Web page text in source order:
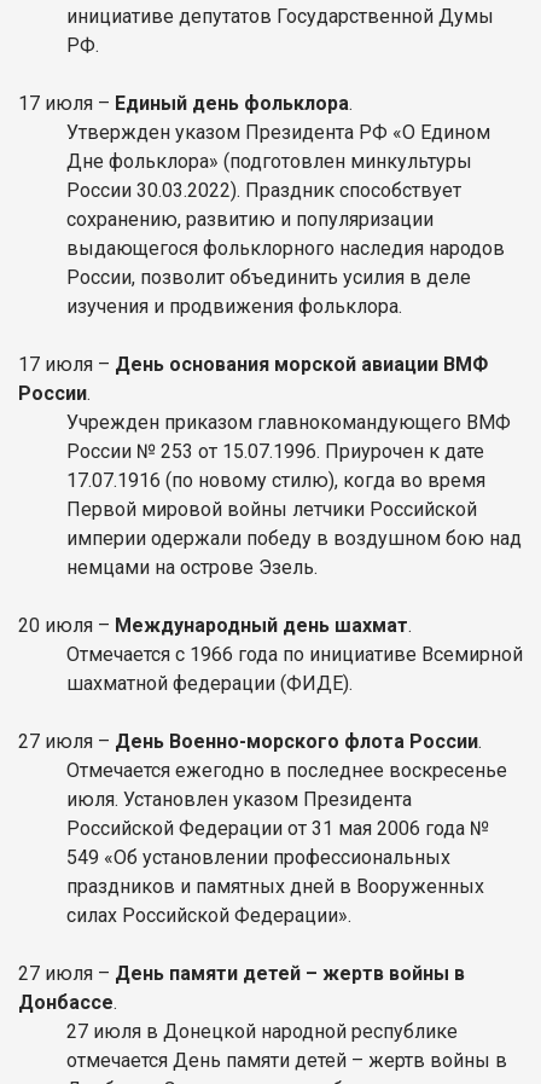
инициативе депутатов Государственной Думы
РФ.
17 июля – Единый день фольклора.
Утвержден указом Президента РФ «О Едином
Дне фольклора» (подготовлен минкультуры
России 30.03.2022). Праздник способствует
сохранению, развитию и популяризации
выдающегося фольклорного наследия народов
России, позволит объединить усилия в деле
изучения и продвижения фольклора.
17 июля – День основания морской авиации ВМФ
России.
Учрежден приказом главнокомандующего ВМФ
России № 253 от 15.07.1996. Приурочен к дате
17.07.1916 (по новому стилю), когда во время
Первой мировой войны летчики Российской
империи одержали победу в воздушном бою над
немцами на острове Эзель.
20 июля – Международный день шахмат.
Отмечается с 1966 года по инициативе Всемирной
шахматной федерации (ФИДЕ).
27 июля – День Военно-морского флота России.
Отмечается ежегодно в последнее воскресенье
июля. Установлен указом Президента
Российской Федерации от 31 мая 2006 года №
549 «Об установлении профессиональных
праздников и памятных дней в Вооруженных
силах Российской Федерации».
27 июля – День памяти детей – жертв войны в
Донбассе.
27 июля в Донецкой народной республике
отмечается День памяти детей – жертв войны в